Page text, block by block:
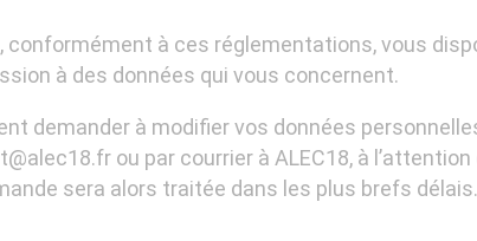
conformément à ces réglementations, vous
à des données qui vous concernent.
demander à modifier vos données
ou par courrier à ALEC18, à
sera alors traitée dans les plus brefs délais.